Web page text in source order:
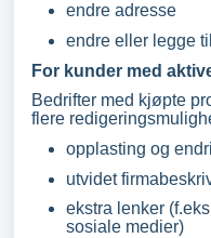
endre adresse
endre eller legge
For kunder med
Bedrifter med kjøpte
flere
opplasting og
utvidet
ekstra lenker
sosiale medier)